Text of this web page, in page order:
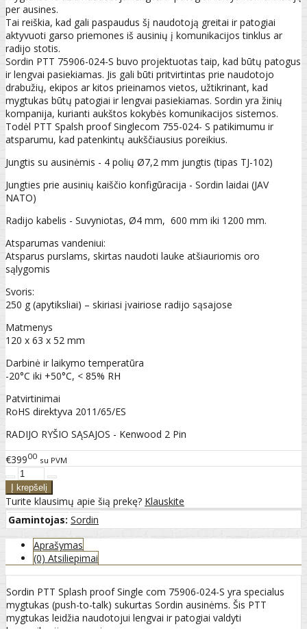
per ausines.
Tai reiškia, kad gali paspaudus šį naudotoją greitai ir patogiai
aktyvuoti garso priemones iš ausinių į komunikacijos tinklus ar
radijo stotis.
Sordin PTT 75906-024-S buvo projektuotas taip, kad būtų patogus
ir lengvai pasiekiamas. Jis gali būti pritvirtintas prie naudotojo
drabužių, ekipos ar kitos prieinamos vietos, užtikrinant, kad
mygtukas būtų patogiai ir lengvai pasiekiamas. Sordin yra žinių
kompanija, kurianti aukštos kokybės komunikacijos sistemos.
Todėl PTT Spalsh proof Singlecom 755-024- S patikimumu ir
atsparumu, kad patenkintų aukščiausius poreikius.
Jungtis su ausinėmis - 4 polių Ø7,2 mm jungtis (tipas TJ-102)
Jungties prie ausinių kaiščio konfigūracija - Sordin laidai (JAV
NATO)
Radijo kabelis - Suvyniotas, Ø4 mm, 600 mm iki 1200 mm.
Atsparumas vandeniui:
Atsparus purslams, skirtas naudoti lauke atšiauriomis oro
sąlygomis
Svoris:
250 g (apytiksliai) – skiriasi įvairiose radijo sąsajose
Matmenys
120 x 63 x 52 mm
Darbinė ir laikymo temperatūra
-20°C iki +50°C, < 85% RH
Patvirtinimai
RoHS direktyva 2011/65/ES
RADIJO RYŠIO SĄSAJOS - Kenwood 2 Pin
€39900 su PVM
Turite klausimų apie šią prekę? Klauskite
Gamintojas: Sordin
Aprašymas
(0) Atsiliepimai
Sordin PTT Splash proof Single com 75906-024-S yra specialus
mygtukas (push-to-talk) sukurtas Sordin ausinėms. Šis PTT
mygtukas leidžia naudotojui lengvai ir patogiai valdyti